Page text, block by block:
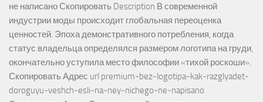
не написано Скопировать Description В современной
индустрии моды происходит глобальная переоценка
ценностей. Эпоха демонстративного потребления, когда
статус владельца определялся размером логотипа на груди,
окончательно уступила место философии «тихой роскоши».
Скопировать Адрес url premium-bez-logotipa-kak-razglyadet-
doroguyu-veshch-esli-na-ney-nichego-ne-napisano